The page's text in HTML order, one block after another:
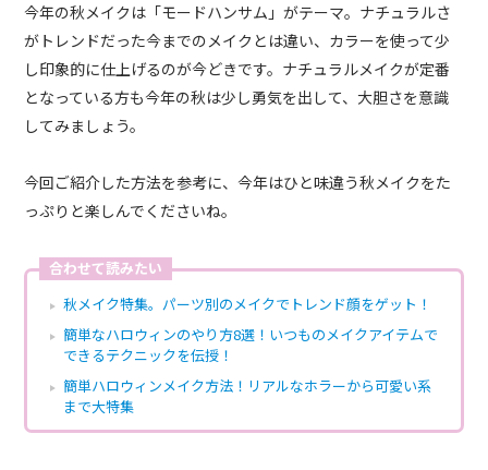
今年の秋メイクは「モードハンサム」がテーマ。ナチュラルさ
がトレンドだった今までのメイクとは違い、カラーを使って少
し印象的に仕上げるのが今どきです。ナチュラルメイクが定番
となっている方も今年の秋は少し勇気を出して、大胆さを意識
してみましょう。
今回ご紹介した方法を参考に、今年はひと味違う秋メイクをた
っぷりと楽しんでくださいね。
合わせて読みたい
秋メイク特集。パーツ別のメイクでトレンド顔をゲット！
簡単なハロウィンのやり方8選！いつものメイクアイテムで
できるテクニックを伝授！
簡単ハロウィンメイク方法！リアルなホラーから可愛い系
まで大特集